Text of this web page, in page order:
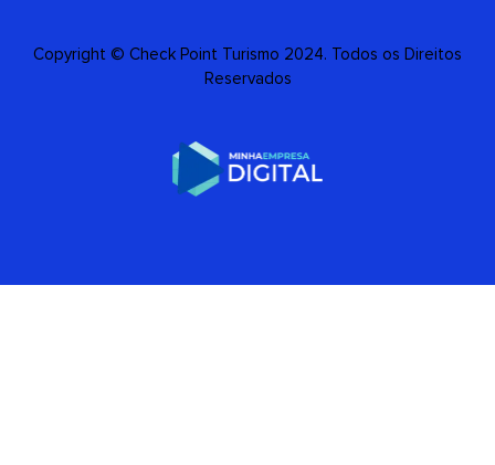
Copyright © Check Point Turismo 2024. Todos os Direitos
Reservados